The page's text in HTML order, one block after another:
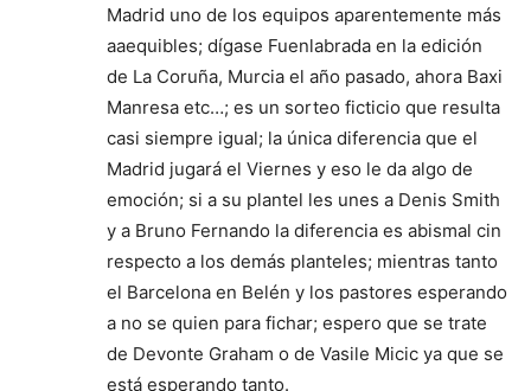
Madrid uno de los equipos aparentemente más
aaequibles; dígase Fuenlabrada en la edición
de La Coruña, Murcia el año pasado, ahora Baxi
Manresa etc…; es un sorteo ficticio que resulta
casi siempre igual; la única diferencia que el
Madrid jugará el Viernes y eso le da algo de
emoción; si a su plantel les unes a Denis Smith
y a Bruno Fernando la diferencia es abismal cin
respecto a los demás planteles; mientras tanto
el Barcelona en Belén y los pastores esperando
a no se quien para fichar; espero que se trate
de Devonte Graham o de Vasile Micic ya que se
está esperando tanto.